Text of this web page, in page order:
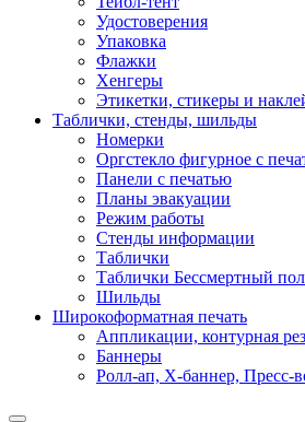
Удостоверения
Упаковка
Флажки
Хенгеры
Этикетки, стикеры и
Таблички, стенды, шильды
Номерки
Оргстекло фигурное с
Панели с печатью
Планы эвакуации
Режим работы
Стенды информации
Таблички
Таблички Бессмертный
Шильды
Широкоформатная печать
Аппликации, контурная
Баннеры
Ролл-ап, X-баннер, Пресс-